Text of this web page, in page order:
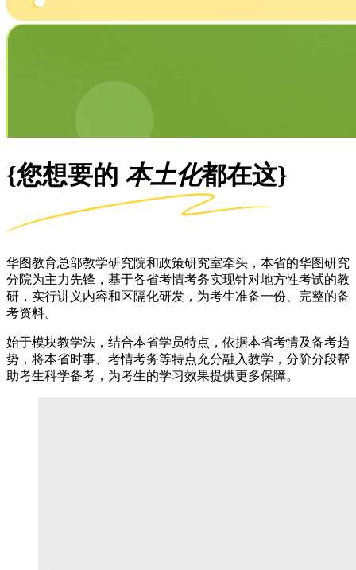
{您想要的 本土化都在这}
华图教育总部教学研究院和政策研究室牵头，本省的华图研究
分院为主力先锋，基于各省考情考务实现针对地方性考试的教
研，实行讲义内容和区隔化研发，为考生准备一份、完整的备
考资料。
始于模块教学法，结合本省学员特点，依据本省考情及备考趋
势，将本省时事、考情考务等特点充分融入教学，分阶分段帮
助考生科学备考，为考生的学习效果提供更多保障。